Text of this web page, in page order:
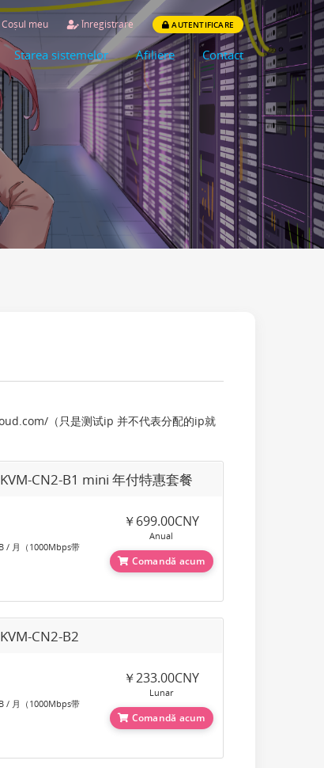
meu Înregistrare AUTENTIFICARE
Starea sistemelor Afiliere Contact
（只是测试ip 并不代表分配的ip就
CN2-B1 mini 年付特惠套餐
/ 月（1000Mbps带
￥699.00CNY
Anual
Comandă acum
CN2-B2
/ 月（1000Mbps带
￥233.00CNY
Lunar
Comandă acum